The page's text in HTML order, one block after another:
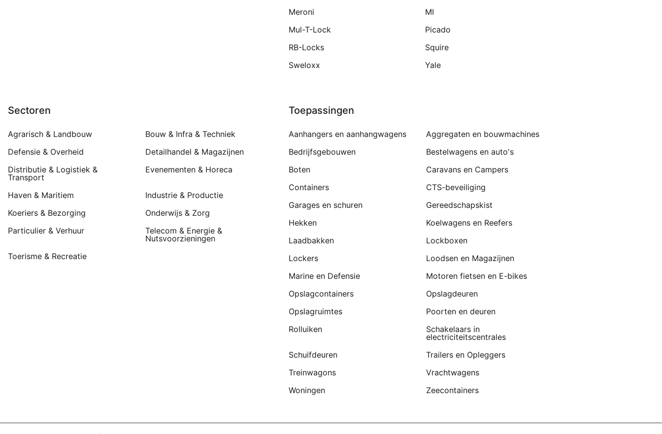
Meroni
MI
Mul-T-Lock
Picado
RB-Locks
Squire
Sweloxx
Yale
Sectoren
Agrarisch & Landbouw
Bouw & Infra & Techniek
Defensie & Overheid
Detailhandel & Magazijnen
Distributie & Logistiek &
Transport
Evenementen & Horeca
Haven & Maritiem
Industrie & Productie
Koeriers & Bezorging
Onderwijs & Zorg
Particulier & Verhuur
Telecom & Energie &
Nutsvoorzieningen
Toerisme & Recreatie
Toepassingen
Aanhangers en aanhangwagens
Aggregaten en bouwmachines
Bedrijfsgebouwen
Bestelwagens en auto's
Boten
Caravans en Campers
Containers
CTS-beveiliging
Garages en schuren
Gereedschapskist
Hekken
Koelwagens en Reefers
Laadbakken
Lockboxen
Lockers
Loodsen en Magazijnen
Marine en Defensie
Motoren fietsen en E-bikes
Opslagcontainers
Opslagdeuren
Opslagruimtes
Poorten en deuren
Rolluiken
Schakelaars in
electriciteitscentrales
Schuifdeuren
Trailers en Opleggers
Treinwagons
Vrachtwagens
Woningen
Zeecontainers